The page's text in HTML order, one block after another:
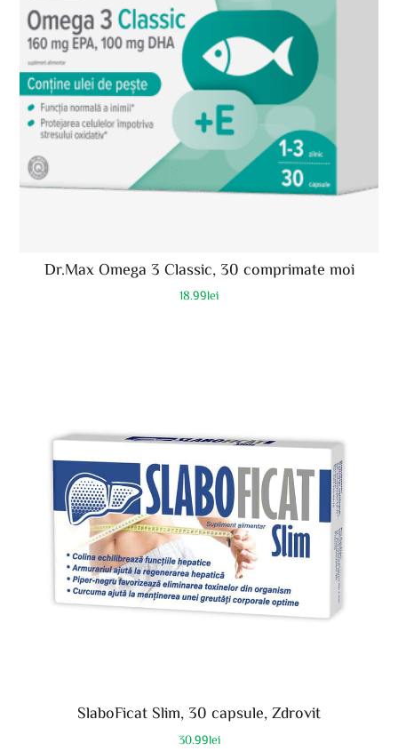
Dr.Max Omega 3 Classic, 30 comprimate moi
18.99lei
SlaboFicat Slim, 30 capsule, Zdrovit
30.99lei